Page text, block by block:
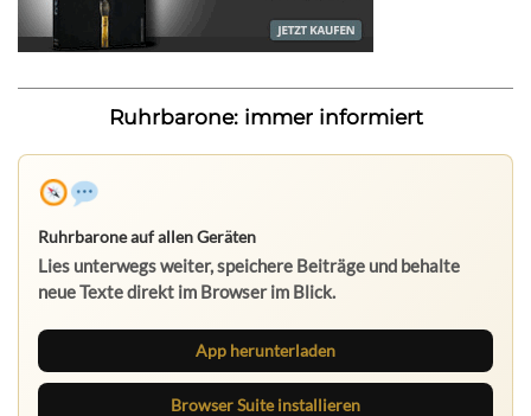
Ruhrbarone: immer informiert
Ruhrbarone auf allen Geräten
Lies unterwegs weiter, speichere Beiträge und behalte
neue Texte direkt im Browser im Blick.
App herunterladen
Browser Suite installieren